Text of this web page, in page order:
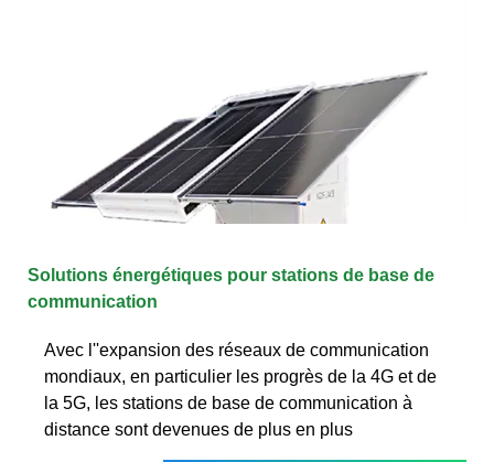
Solutions énergétiques pour stations de base de
communication
Avec l''expansion des réseaux de communication
mondiaux, en particulier les progrès de la 4G et de
la 5G, les stations de base de communication à
distance sont devenues de plus en plus